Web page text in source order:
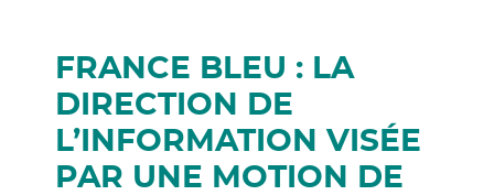
FRANCE BLEU : LA
DIRECTION DE
L’INFORMATION VISÉE
PAR UNE MOTION DE